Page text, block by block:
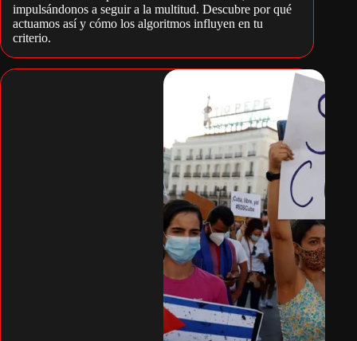
impulsándonos a seguir a la multitud. Descubre por qué
actuamos así y cómo los algoritmos influyen en tu
criterio.